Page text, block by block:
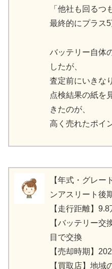
「他社も回るつ
最終的にプラス5
バッテリー自体
したが、
査定前にいきな
点検結果の紙を
きたのが、
高く売れたポイ
【年式・グレー
ンアスリート後
【走行距離】
【バッテリー交
目で交換
【売却時期】
【買取店】地域